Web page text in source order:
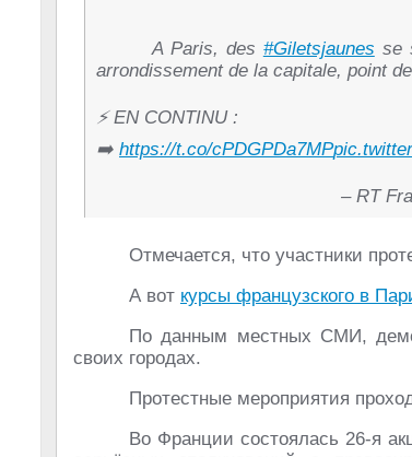
A Paris, des #Giletsjaunes se
arrondissement de la capitale, point
⚡️ EN CONTINU :
➡️ https://t.co/cPDGPDa7MP
– RT
Отмечается, что участники
А вот курсы французского в
По данным местных СМИ,
своих городах.
Протестные мероприятия
Во Франции состоялась 26-я